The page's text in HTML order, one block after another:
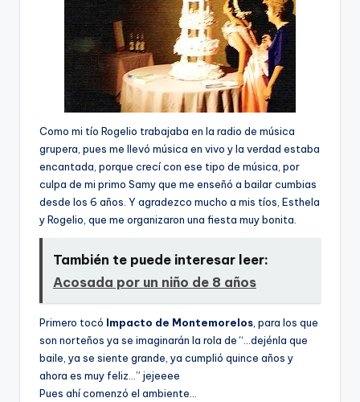
Como mi tí­o Rogelio trabajaba en la radio de música
grupera, pues me llevó música en vivo y la verdad estaba
encantada, porque crecí­ con ese tipo de música, por
culpa de mi primo Samy que me enseñó a bailar cumbias
desde los 6 años. Y agradezco mucho a mis tíos, Esthela
y Rogelio, que me organizaron una fiesta muy bonita.
También te puede interesar leer:
Acosada por un niño de 8 años
Primero tocó Impacto de Montemorelos , para los que
son norteños ya se imaginarán la rola de “…dejénla que
baile, ya se siente grande, ya cumplió quince años y
ahora es muy feliz…” jejeeee
Pues ahí­ comenzó el ambiente…